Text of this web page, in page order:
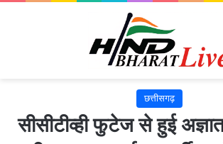
छत्तीसगढ़
सीसीटीव्ही फुटेज से हुई